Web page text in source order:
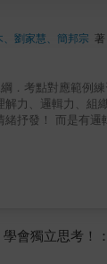
劉家慧、簡邦宗 著
．考點對應範例
、邏輯力、組織力
發！ 而是有邏輯
引導學生克服萬言長文、圖表與文字混合的跨領域題
增加，「背多分
引領學生提升論
然科或社會科老師也未必知
會獨立思考！